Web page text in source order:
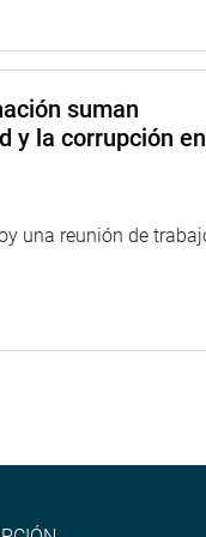
suman
y la corrupción en
una reunión de